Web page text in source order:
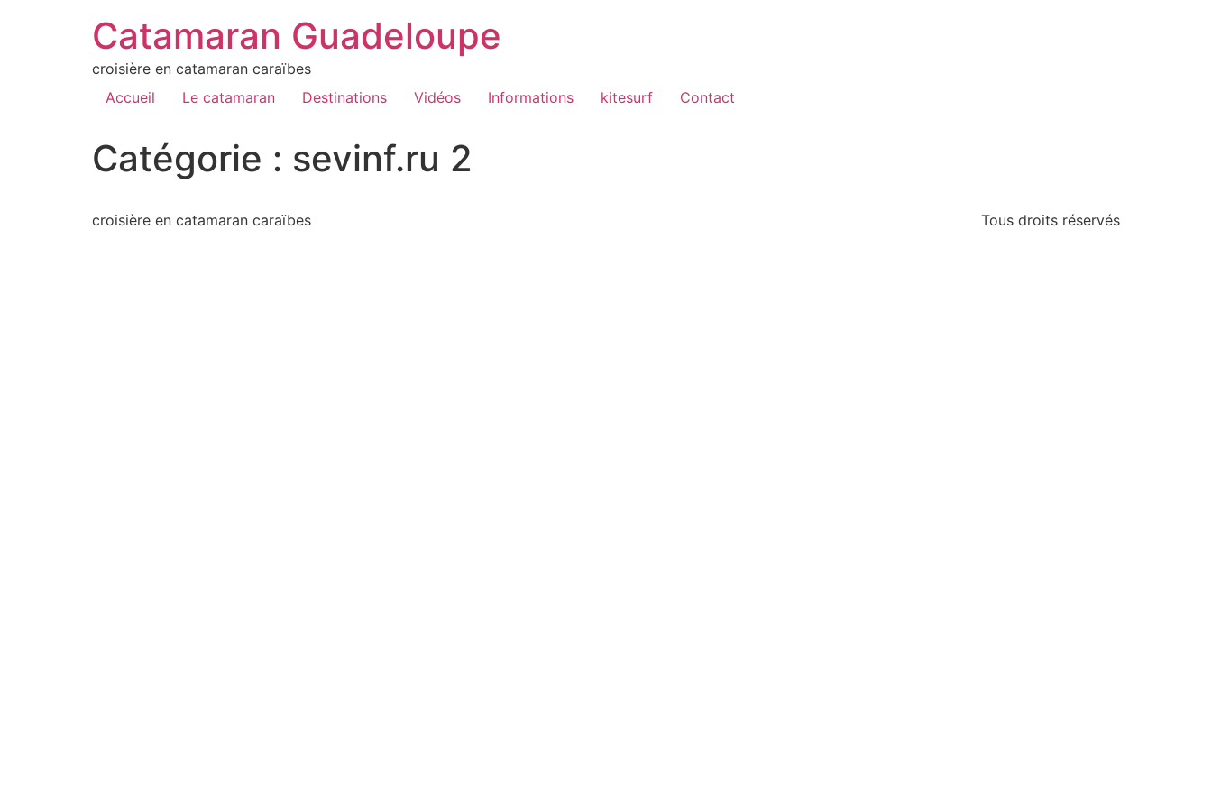
Catamaran Guadeloupe
croisière en catamaran caraïbes
Accueil
Le catamaran Destinations Vidéos Informations kitesurf Contact
Catégorie : sevinf.ru 2
croisière en catamaran caraïbes Tous droits réservés